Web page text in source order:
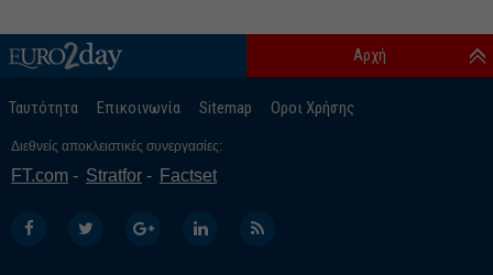
Ταυτότητα Επικοινωνία Sitemap Οροι Χρήσης
Αρχή
Διεθνείς αποκλειστικές συνεργασίες:
FT.com Stratfor Factset